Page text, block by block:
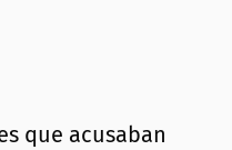
que acusaban